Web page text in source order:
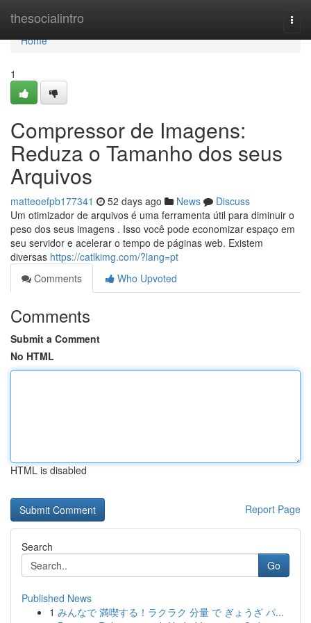
thesocialintro
Home
Home
1
Compressor de Imagens:
Reduza o Tamanho dos seus
Arquivos
matteoefpb177341 52 days ago News
Discuss
Um otimizador de arquivos é uma ferramenta útil para diminuir o
peso dos seus imagens . Isso você pode economizar espaço em
seu servidor e acelerar o tempo de páginas web. Existem
diversas https://catlkimg.com/?lang=pt
Comments
Who Upvoted
Comments
Submit a Comment
No HTML
HTML is disabled
Report Page
Search
Go
Published News
1 みんなで 満喫する！ラクラク 分量 で ぎょうざ パ...